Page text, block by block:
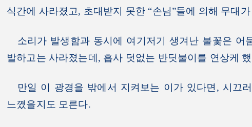
식간에 사라졌고, 초대받지 못한 “손님”들에 의해 무대
소리가 발생함과 동시에 여기저기 생겨난 불꽃은 어
발하고는 사라졌는데, 흡사 덧없는 반딧불이를 연상케
만일 이 광경을 밖에서 지켜보는 이가 있다면, 시끄
느꼈을지도 모른다.